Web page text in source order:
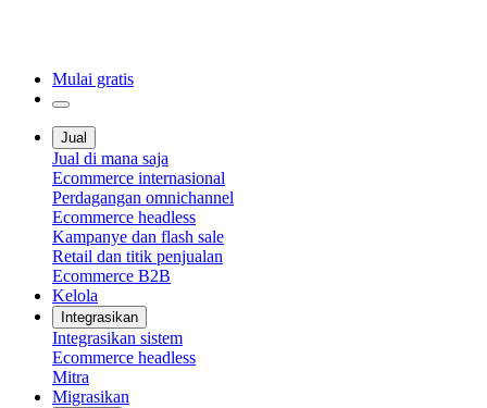
Mulai gratis
Jual
Jual di mana saja
Ecommerce internasional
Perdagangan omnichannel
Ecommerce headless
Kampanye dan flash sale
Retail dan titik penjualan
Ecommerce B2B
Kelola
Integrasikan
Integrasikan sistem
Ecommerce headless
Mitra
Migrasikan